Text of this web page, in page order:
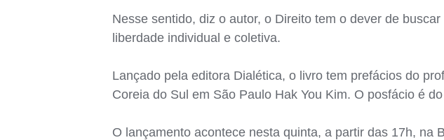
Nesse sentido, diz o autor, o Direito tem o dever de
liberdade individual e coletiva.
Lançado pela editora Dialética, o livro tem prefácios do
Coreia do Sul em São Paulo Hak You Kim. O posfácio é
O lançamento acontece nesta quinta, a partir das 17h, na